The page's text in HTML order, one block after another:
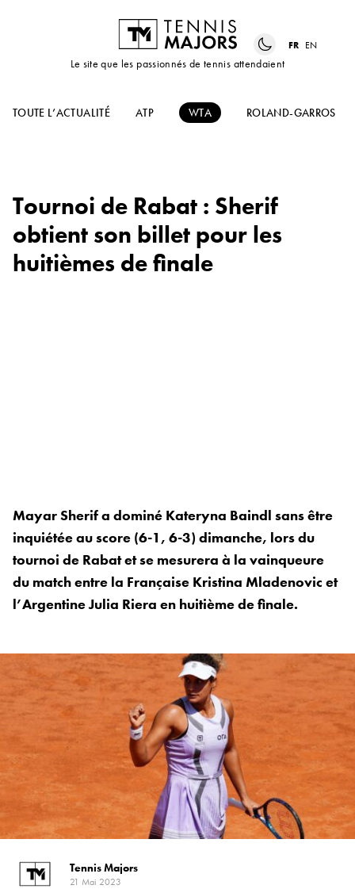
Le site que les passionnés de tennis attendaient
FR EN
TOUTE L’ACTUALITÉ ATP WTA ROLAND-GARROS
Tournoi de Rabat : Sherif
obtient son billet pour les
huitièmes de finale
Mayar Sherif a dominé Kateryna Baindl sans être
inquiétée au score (6-1, 6-3) dimanche, lors du
tournoi de Rabat et se mesurera à la vainqueure
du match entre la Française Kristina Mladenovic et
l’Argentine Julia Riera en huitième de finale.
Tennis Majors
21 Mai 2023